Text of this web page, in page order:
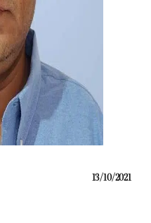
13/10/2021